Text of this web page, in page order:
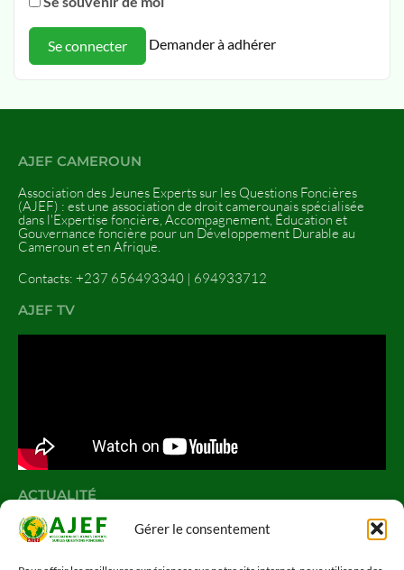
Gérer le consentement
Demander à adhérer
AJEF CAMEROUN
Association des Jeunes Experts sur les Questions Foncières
(AJEF) : est une association de droit camerounais spécialisée
dans l'Expertise foncière, Accompagnement, Éducation et
Gouvernance foncière pour un Développement Durable au
Cameroun et en Afrique.
Contacts: +237 656493340 | 694933712
AJEF TV
ACTUALITÉ
Actualité